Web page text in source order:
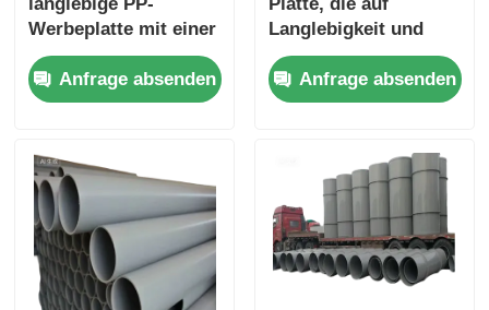
langlebige PP-
Werbeplatte mit einer
Dichte von 0,9 Gcm3
Ideal für
Außenwerbung und
Anfrage absenden
Platte, die auf
Langlebigkeit und
gute
Wetterbeständigkeit
ausgelegt ist und
gewährleistet
Anfrage absenden